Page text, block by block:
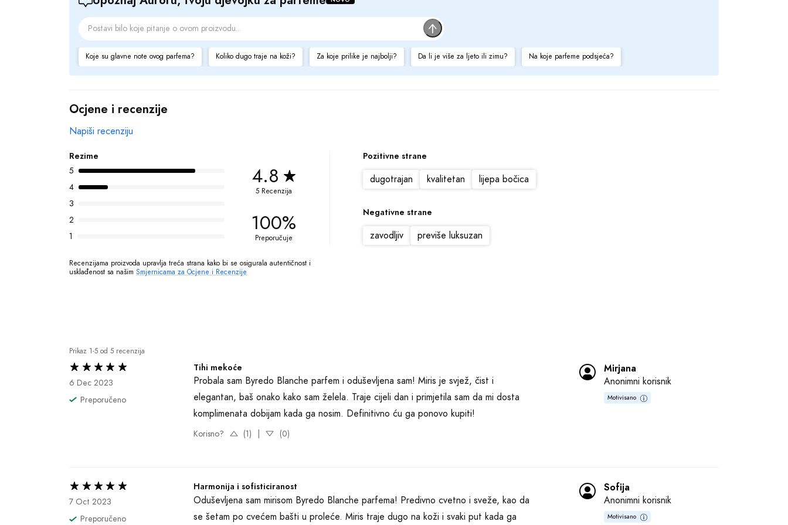
Koje su glavne note ovog parfema? Koliko dugo traje na koži? Za koje prilike je najbolji? Da li je više za ljeto ili zimu? Na koje parfeme podsjeća?
Ocjene i recenzije
Napiši recenziju
Rezime
5
4
3
2
1
4.8
5 Recenzija
100%
Preporučuje
Pozitivne strane
dugotrajan kvalitetan lijepa bočica
Negativne strane
zavodljiv previše luksuzan
Recenzijama proizvoda upravlja treća strana kako bi se osigurala autentičnost i
usklađenost sa našim Smjernicama za Ocjene i Recenzije
Prikaz 1-5 od 5 recenzija
6 Dec 2023
Preporučeno
Tihi mekoće
Probala sam Byredo Blanche parfem i oduševljena sam! Miris je svjež, čist i
elegantan, baš onako kako sam želela. Traje cijeli dan i primjetila sam da mi dosta
komplimenata dobijam kada ga nosim. Definitivno ću ga ponovo kupiti!
Korisno? (1) (0)
Mirjana
Anonimni korisnik
Motivisano
7 Oct 2023
Preporučeno
Harmonija i sofisticiranost
Oduševljena sam mirisom Byredo Blanche parfema! Predivno cvetno i sveže, kao da
se šetam po cvećem bašti u proleće. Miris traje dugo na koži i svaki put kada ga
Sofija
Anonimni korisnik
Motivisano